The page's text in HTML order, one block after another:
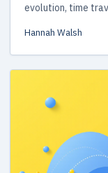
evolution, time
Hannah Walsh